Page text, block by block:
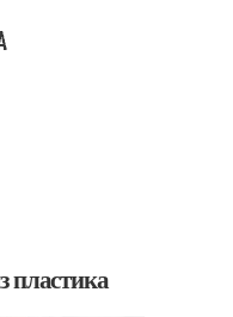
пластика